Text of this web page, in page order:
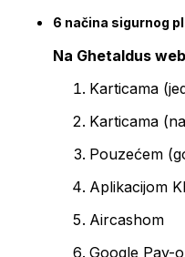
6 načina sigurnog
Na Ghetaldus
Karticama
Karticama
Pouzećem
Aplikacijom
Aircashom
Google Pay-